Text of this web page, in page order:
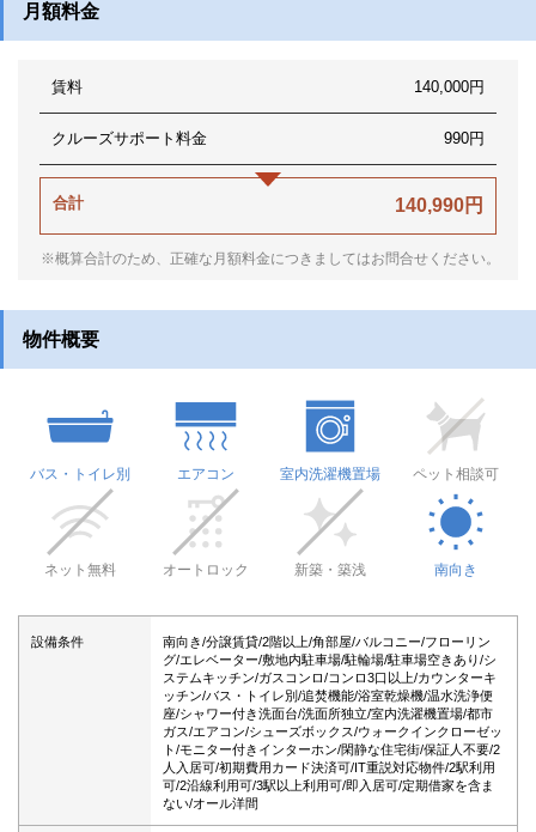
月額料金
賃料 140,000円
クルーズサポート料金 990円
合計 140,990円
※概算合計のため、正確な月額料金につきましてはお問合せください。
物件概要
バス・トイレ別 エアコン 室内洗濯機置場 ペット相談可
ネット無料 オートロック 新築・築浅 南向き
設備条件
南向き/分譲賃貸/2階以上/角部屋/バルコニー/フローリン
グ/エレベーター/敷地内駐車場/駐輪場/駐車場空きあり/シ
ステムキッチン/ガスコンロ/コンロ3口以上/カウンターキ
ッチン/バス・トイレ別/追焚機能/浴室乾燥機/温水洗浄便
座/シャワー付き洗面台/洗面所独立/室内洗濯機置場/都市
ガス/エアコン/シューズボックス/ウォークインクローゼッ
ト/モニター付きインターホン/閑静な住宅街/保証人不要/2
人入居可/初期費用カード決済可/IT重説対応物件/2駅利用
可/2沿線利用可/3駅以上利用可/即入居可/定期借家を含ま
ない/オール洋間